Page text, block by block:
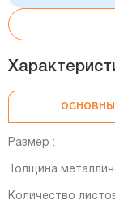
Размер :
Толщина
Количество